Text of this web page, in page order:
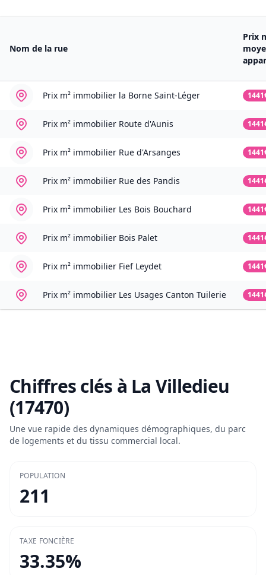
Nom de la rue
Prix
Prix m² immobilier la Borne Saint-Léger
Prix m² immobilier Route d'Aunis
Prix m² immobilier Rue d'Arsanges
Prix m² immobilier Rue des Pandis
Prix m² immobilier Les Bois Bouchard
Prix m² immobilier Bois Palet
Prix m² immobilier Fief Leydet
Prix m² immobilier Les Usages Canton Tuilerie
Chiffres clés à La Villedieu
(17470)
Une vue rapide des dynamiques démographiques, du parc
de logements et du tissu commercial local.
POPULATION
211
TAXE FONCIÈRE
33.35%